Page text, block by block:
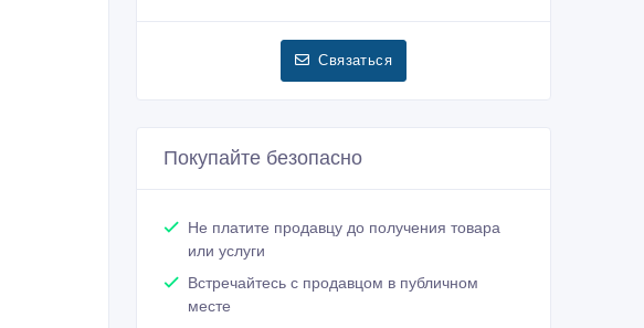
Связаться
Покупайте безопасно
Не платите продавцу до получения товара
или услуги
Встречайтесь с продавцом в публичном
месте